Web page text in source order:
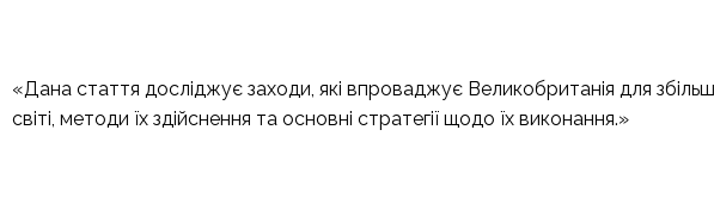
«Дана стаття досліджує заходи, які впроваджує Великобританія для
світі, методи їх здійснення та основні стратегії щодо їх виконання.»